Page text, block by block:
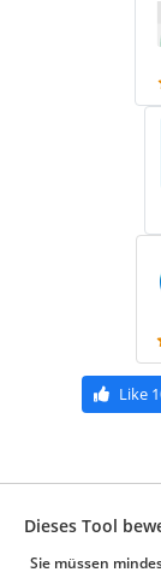
Like
Dieses Tool
Sie müssen